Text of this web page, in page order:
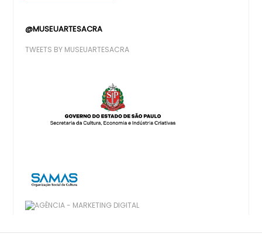
@MUSEUARTESACRA
TWEETS BY MUSEUARTESACRA